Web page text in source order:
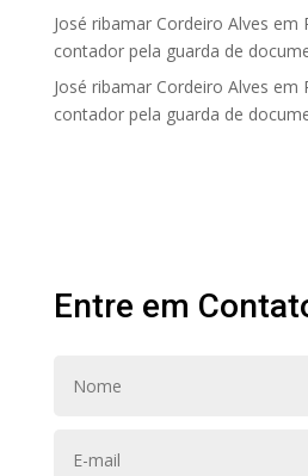
José ribamar Cordeiro Alves em
contador pela guarda de
José ribamar Cordeiro Alves em
contador pela guarda de
Entre em